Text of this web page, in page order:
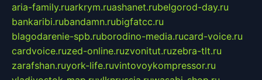
aria-family.ruarkrym.ruashanet.rubelgorod-day.ru
bankaribi.rubandamn.rubigfatcc.ru
blagodarenie-spb.ruborodino-media.rucard-voice.ru
cardvoice.ruzed-online.ruzvonitut.ruzebra-tlt.ru
zarafshan.ruyork-life.ruvintovoykompressor.ru